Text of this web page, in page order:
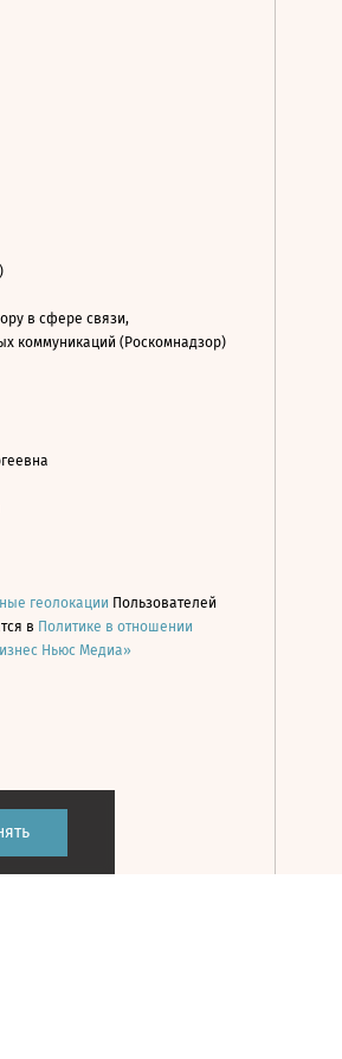
в сфере связи,
коммуникаций (Роскомнадзор)
геолокации Пользователей
в Политике в отношении
Ньюс Медиа»